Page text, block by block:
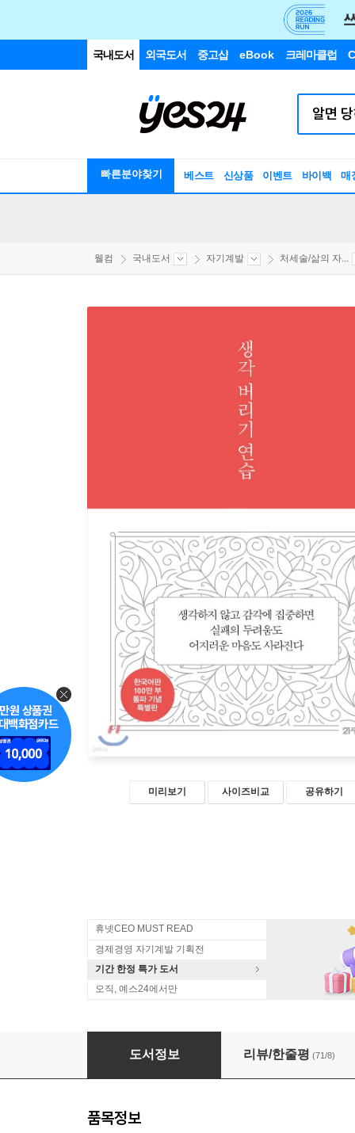
국내도서 외국도서 중고샵 eBook 크레마클럽
빠른분야찾기 베스트 신상품 이벤트 바이백 매
웰컴 국내도서 자기계발 처세술/삶의 자...
미리보기 사이즈비교 공유하기
휴넷CEO MUST READ
경제경영 자기계발 기획전
기간 한정 특가 도서
오직, 예스24에서만
생각 버리기 연습
도서정보 리뷰/한줄평 (71/8)
품목정보